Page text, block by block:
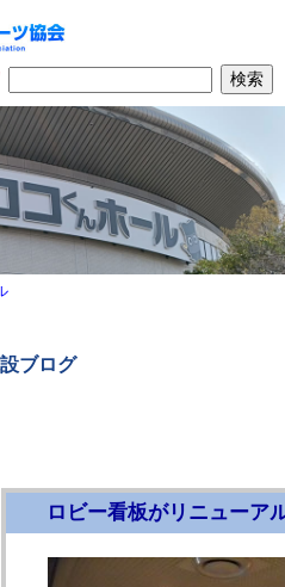
ブログ
ロビー看板がリニューア